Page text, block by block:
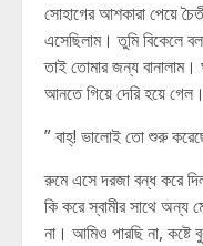
সোহাগের আশকারা পেয়ে
এসেছিলাম। তুমি বিকেলে
তাই তোমার জন্য বানালাম।
আনতে গিয়ে দেরি হয়ে
” বাহ্! ভালোই তো শুরু
রুমে এসে দরজা বন্ধ করে
কি করে স্বামীর সাথে অন্য
না। আমিও পারছি না, কষ্টে